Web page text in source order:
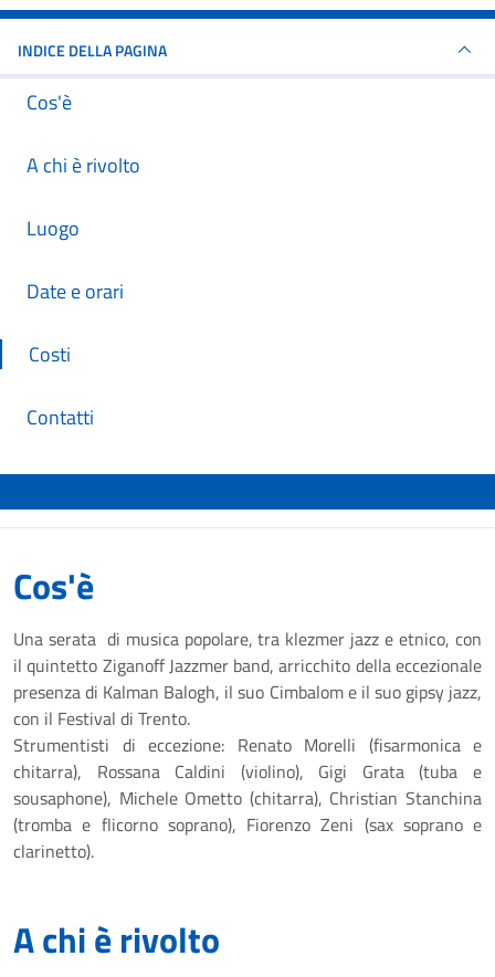
INDICE DELLA PAGINA
Cos'è
A chi è rivolto
Luogo
Date e orari
Costi
Contatti
Cos'è
Una serata di musica popolare, tra klezmer jazz e etnico, con
il quintetto Ziganoff Jazzmer band, arricchito della eccezionale
presenza di Kalman Balogh, il suo Cimbalom e il suo gipsy jazz,
con il Festival di Trento.
Strumentisti di eccezione: Renato Morelli (fisarmonica e
chitarra), Rossana Caldini (violino), Gigi Grata (tuba e
sousaphone), Michele Ometto (chitarra), Christian Stanchina
(tromba e flicorno soprano), Fiorenzo Zeni (sax soprano e
clarinetto).
A chi è rivolto